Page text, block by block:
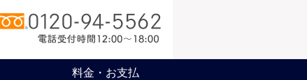
料金・お支払